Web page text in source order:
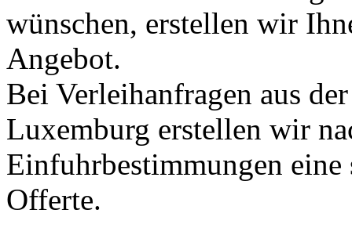
wünschen, erstellen wir
Angebot.
Bei Verleihanfragen aus
Luxemburg erstellen wir
Einfuhrbestimmungen
Offerte.